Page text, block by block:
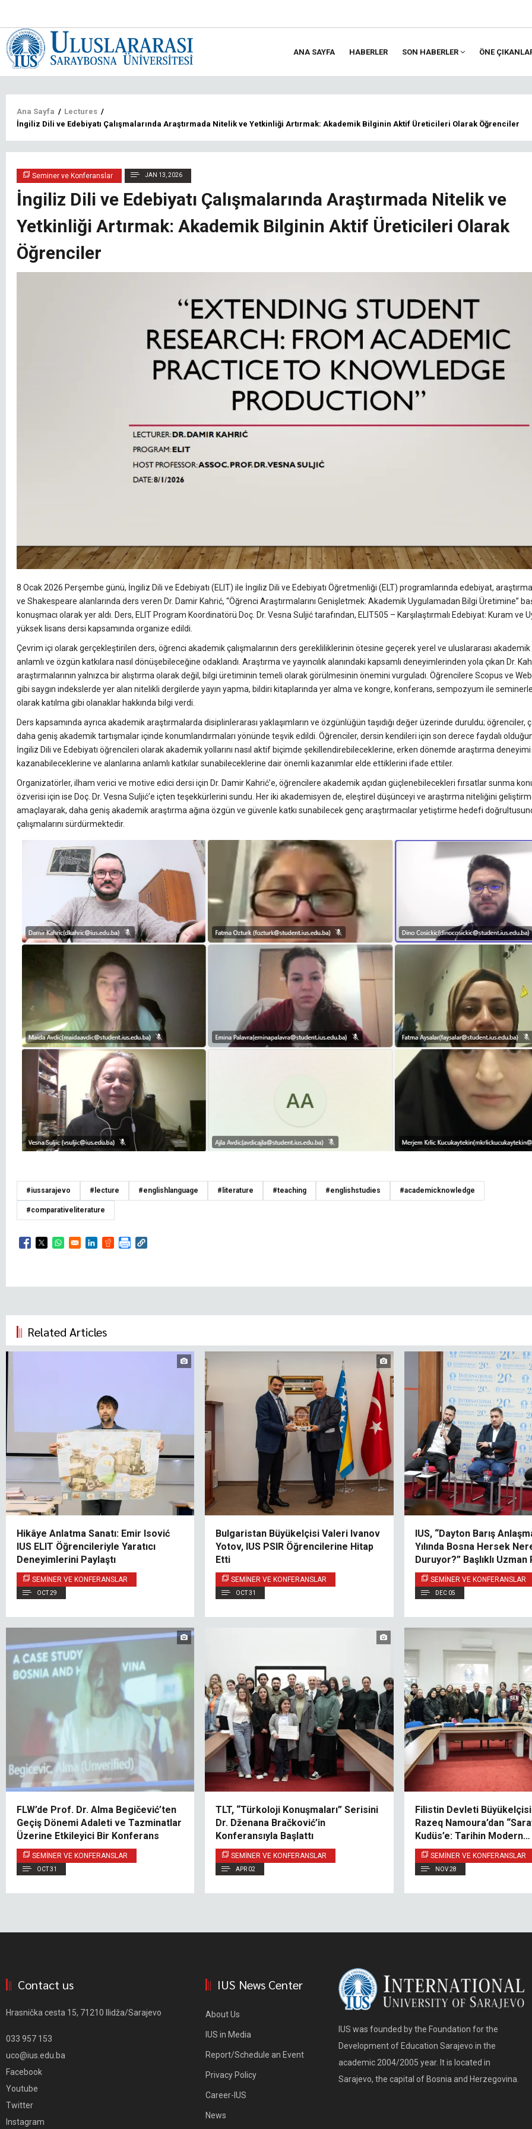
ANA SAYFA HABERLER SON HABERLER ÖNE
Sayfa
yolu
Ana Sayfa / Lectures /
İngiliz Dili ve Edebiyatı Çalışmalarında Araştırmada Nitelik ve Yetkinliği Artırmak: Akademik Bilginin Aktif Üreticileri Olarak Öğrenciler
Seminer ve Konferanslar JAN 13, 2026
İngiliz Dili ve Edebiyatı Çalışmalarında Araştırmada Nitelik ve
Yetkinliği Artırmak: Akademik Bilginin Aktif Üreticileri Olarak
Öğrenciler
8 Ocak 2026 Perşembe günü, İngiliz Dili ve Edebiyatı (ELIT) ile İngiliz Dili ve Edebiyatı Öğretmenliği (ELT) programlarında edebiyat,
ve Shakespeare alanlarında ders veren Dr. Damir Kahrić, “Öğrenci Araştırmalarını Genişletmek: Akademik Uygulamadan Bilgi Üretimine”
konuşmacı olarak yer aldı. Ders, ELIT Program Koordinatörü Doç. Dr. Vesna Suljić tarafından, ELIT505 – Karşılaştırmalı Edebiyat: Kuram ve
yüksek lisans dersi kapsamında organize edildi.
Çevrim içi olarak gerçekleştirilen ders, öğrenci akademik çalışmalarının ders gerekliliklerinin ötesine geçerek yerel ve uluslararası
anlamlı ve özgün katkılara nasıl dönüşebileceğine odaklandı. Araştırma ve yayıncılık alanındaki kapsamlı deneyimlerinden yola çıkan Dr.
araştırmalarının yalnızca bir alıştırma olarak değil, bilgi üretiminin temeli olarak görülmesinin önemini vurguladı. Öğrencilere Scopus ve
gibi saygın indekslerde yer alan nitelikli dergilerde yayın yapma, bildiri kitaplarında yer alma ve kongre, konferans, sempozyum ile
olarak katılma gibi olanaklar hakkında bilgi verdi.
Ders kapsamında ayrıca akademik araştırmalarda disiplinlerarası yaklaşımların ve özgünlüğün taşıdığı değer üzerinde duruldu; öğrenciler,
daha geniş akademik tartışmalar içinde konumlandırmaları yönünde teşvik edildi. Öğrenciler, dersin kendileri için son derece faydalı
İngiliz Dili ve Edebiyatı öğrencileri olarak akademik yollarını nasıl aktif biçimde şekillendirebileceklerine, erken dönemde araştırma deneyimi
kazanabileceklerine ve alanlarına anlamlı katkılar sunabileceklerine dair önemli kazanımlar elde ettiklerini ifade ettiler.
Organizatörler, ilham verici ve motive edici dersi için Dr. Damir Kahrić’e, öğrencilere akademik açıdan güçlenebilecekleri fırsatlar sunma
özverisi için ise Doç. Dr. Vesna Suljić’e içten teşekkürlerini sundu. Her iki akademisyen de, eleştirel düşünceyi ve araştırma niteliğini
amaçlayarak, daha geniş akademik araştırma ağına özgün ve güvenle katkı sunabilecek genç araştırmacılar yetiştirme hedefi
çalışmalarını sürdürmektedir.
#iussarajevo #lecture #englishlanguage #literature #teaching #englishstudies #academicknowledge
#comparativeliterature
Opens in a new window
Opens in a new window
Opens in a new window
Opens in a new window
Opens in a new window
Related Articles
Hikâye Anlatma Sanatı: Emir Isović
IUS ELIT Öğrencileriyle Yaratıcı
Deneyimlerini Paylaştı
SEMINER VE KONFERANSLAR
OCT 29
Bulgaristan Büyükelçisi Valeri Ivanov
Yotov, IUS PSIR Öğrencilerine Hitap
Etti
SEMINER VE KONFERANSLAR
OCT 31
IUS, “Dayton Barış
Yılında Bosna Hersek
Duruyor?” Başlıklı
Gerçekleştiriyor
SEMINER VE KONFERANSLAR
DEC 05
FLW’de Prof. Dr. Alma Begičević’ten
Geçiş Dönemi Adaleti ve Tazminatlar
Üzerine Etkileyici Bir Konferans
SEMINER VE KONFERANSLAR
OCT 31
TLT, “Türkoloji Konuşmaları” Serisini
Dr. Dženana Bračković’in
Konferansıyla Başlattı
SEMINER VE KONFERANSLAR
APR 02
Filistin Devleti Büyükelçisi
Razeq Namoura’dan
Kudüs’e: Tarihin Modern
Diplomasideki Rolü”
Konferans
SEMINER VE KONFERANSLAR
NOV 28
Contact us
Hrasnička cesta 15, 71210 Ilidža/Sarajevo
033 957 153
uco@ius.edu.ba
Facebook
Youtube
Twitter
Instagram
IUS News Center
About Us
IUS in Media
Report/Schedule an Event
Privacy Policy
Career-IUS
News
IUS was founded by the Foundation for the
Development of Education Sarajevo in the
academic 2004/2005 year. It is located in
Sarajevo, the capital of Bosnia and Herzegovina.